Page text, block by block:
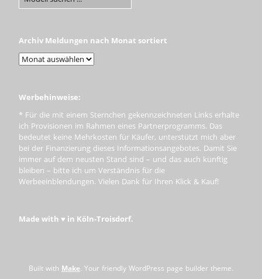
Archiv Meldungen nach Monat sortiert
Werbehinweise:
* Für die mit einem Sternchen gekennzeichneten Links erhalte
ich Provisionen im Rahmen eines Partnerprogramms. Das
bedeutet keine Mehrkosten für Käufer, unterstützt mich aber
bei der Finanzierung dieses Informationsangebotes. Damit Sie
immer auf dem neusten Stand sind – und das auch künftig
bleiben – bitte ich um Verständnis für die
Werbeeinblendungen. Vielen Dank für Ihren Klick & Kauf!
Made with ♥ in Köln-Troisdorf.
Built with Make. Your friendly WordPress page builder theme.